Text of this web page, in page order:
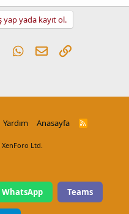
yada kayıt ol.
TumblrWhatsApp
E-postaLink
Yardım Anasayfa
R
Ltd.
WhatsApp Teams